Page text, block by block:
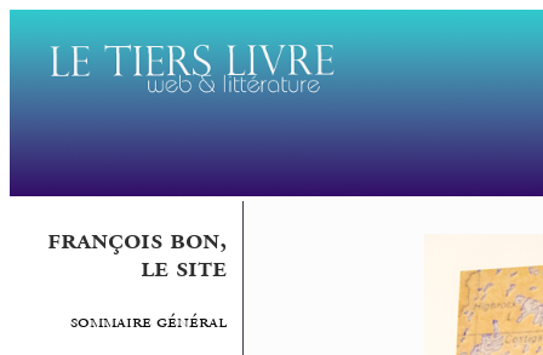
françois bon,
le site
sommaire général